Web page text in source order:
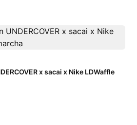
x sacai x Nike LDWaffle